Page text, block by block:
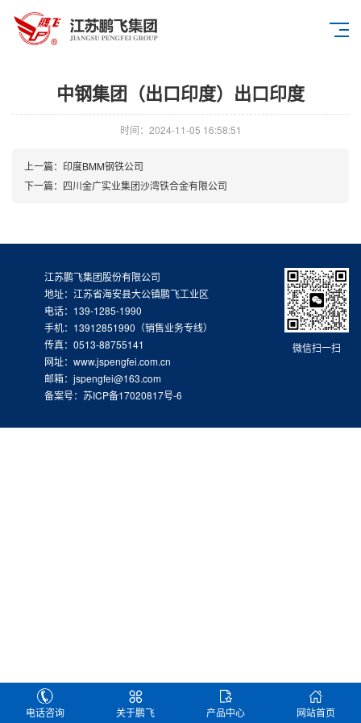
中钢集团（出口印度）出口印度
时间：2024-11-05 16:58:51
上一篇： 印度BMM钢铁公司
下一篇： 四川金广实业集团沙湾铁合金有限公司
微信扫一扫
江苏鹏飞集团股份有限公司
地址：江苏省海安县大公镇鹏飞工业区
电话：139-1285-1990
手机：13912851990（销售业务专线）
传真：0513-88755141
网址：www.jspengfei.com.cn
邮箱：jspengfei@163.com
备案号：苏ICP备17020817号-6
电话咨询 关于鹏飞 产品中心 网站首页